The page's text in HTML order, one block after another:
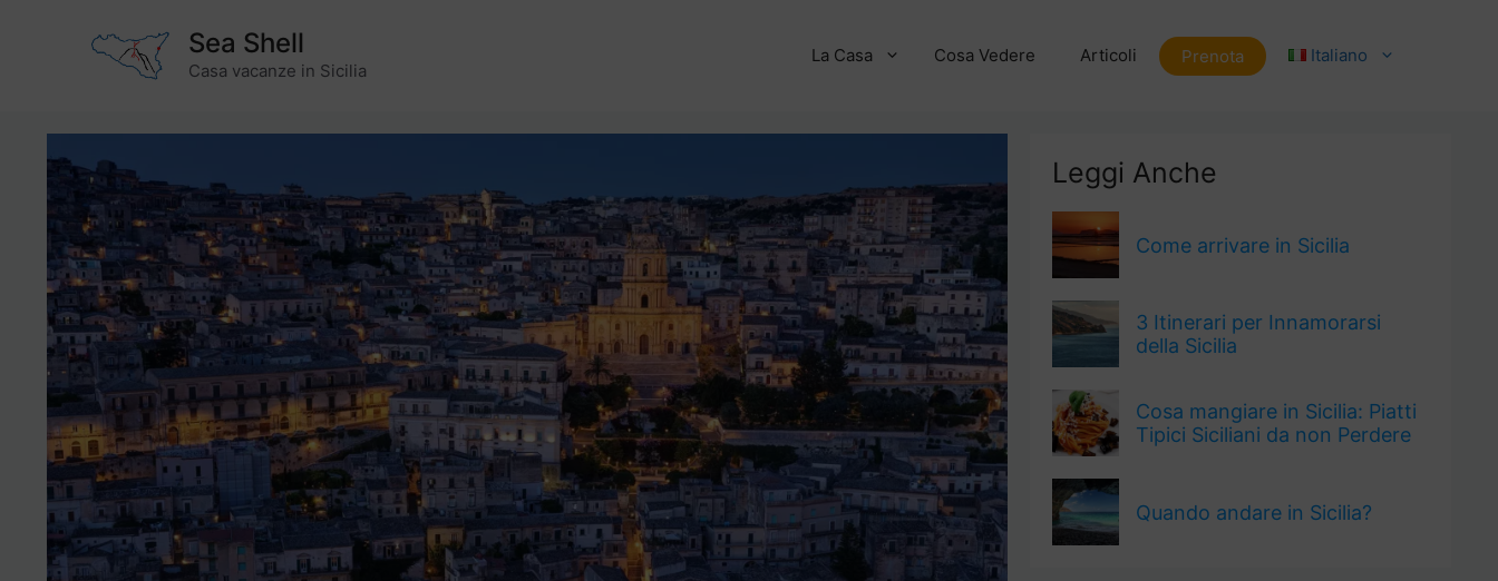
Sea Shell
Casa vacanze in Sicilia
La Casa Cosa Vedere Articoli Prenota Italiano
Leggi Anche
Come arrivare in Sicilia
3 Itinerari per Innamorarsi
della Sicilia
Cosa mangiare in Sicilia: Piatti
Tipici Siciliani da non Perdere
Quando andare in Sicilia?